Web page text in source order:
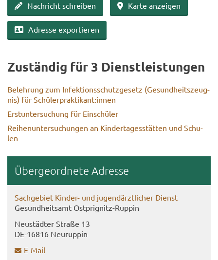
Nach­richt schrei­ben Karte an­zei­gen
Adres­se ex­por­tie­ren
Zu­stän­dig für 3 Dienst­leis­tun­gen
Be­leh­rung zum In­fek­ti­ons­schutz­ge­setz (Ge­sund­heits­zeug­
nis) für Schü­ler­prak­ti­kant:innen
Erst­un­ter­su­chung für Ein­schü­ler
Rei­hen­un­ter­su­chun­gen an Kin­der­ta­ges­stät­ten und Schu­
len
Über­ge­ord­ne­te Adres­se
Sach­ge­biet Kinder-​ und ju­gend­ärzt­li­cher Dienst
Ge­sund­heits­amt Ostprignitz-​Ruppin
Neu­städ­ter Stra­ße 13
DE-​16816 Neu­rup­pin
E-​Mail